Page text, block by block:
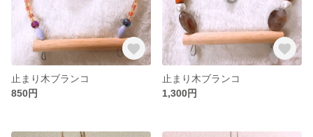
止まり木ブランコ
850円
止まり木ブランコ
1,300円